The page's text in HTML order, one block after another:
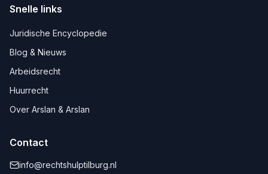
Snelle links
Juridische Encyclopedie
Blog & Nieuws
Arbeidsrecht
Huurrecht
Over Arslan & Arslan
Contact
info@rechtshulptilburg.nl